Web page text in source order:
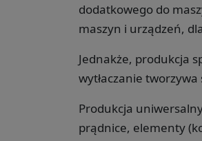
dodatkowego do
maszyn i urządzeń,
Jednakże, produkcja
wytłaczanie
Produkcja
prądnice, elementy